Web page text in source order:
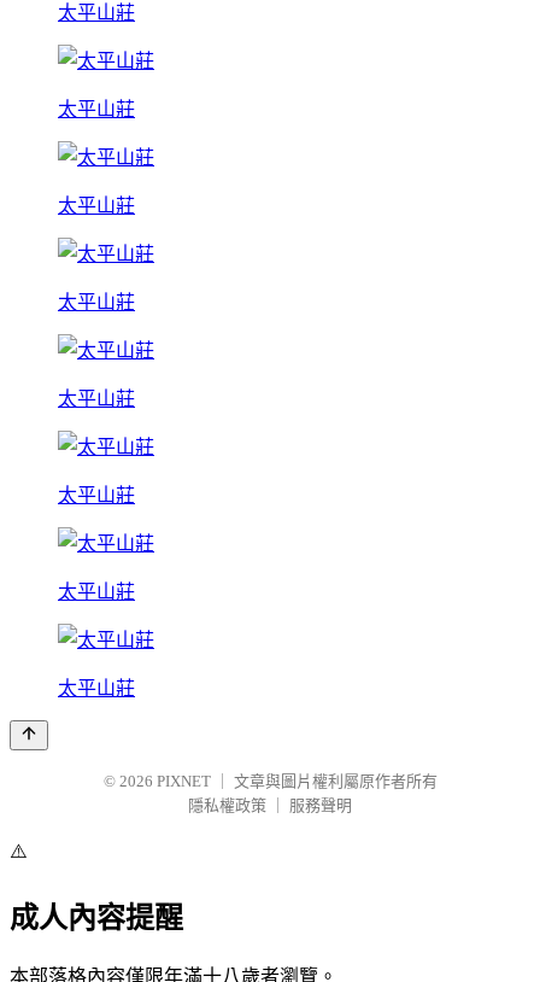
太平山莊
太平山莊
太平山莊
太平山莊
太平山莊
太平山莊
太平山莊
太平山莊
© 2026 PIXNET
文章與圖片權利屬原作者所有
隱私權政策
服務聲明
⚠️
成人內容提醒
本部落格內容僅限年滿十八歲者瀏覽。